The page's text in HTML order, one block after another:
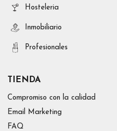
Hosteleria
Inmobiliario
Profesionales
TIENDA
Compromiso con la calidad
Email Marketing
FAQ